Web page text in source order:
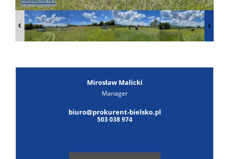
Leaflet
Mirosław Malicki
Manager
biuro@prokurent-bielsko.pl
503 038 974